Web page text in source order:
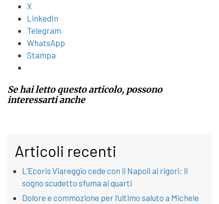
X
LinkedIn
Telegram
WhatsApp
Stampa
Se hai letto questo articolo, possono
interessarti anche
Articoli recenti
L’Ecoris Viareggio cede con il Napoli ai rigori: il
sogno scudetto sfuma ai quarti
Dolore e commozione per l’ultimo saluto a Michele